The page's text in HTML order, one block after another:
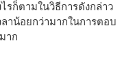
รก็ตามในวิธีการดังกล่าว
าน้อยกว่ามากในการตอบ
าก